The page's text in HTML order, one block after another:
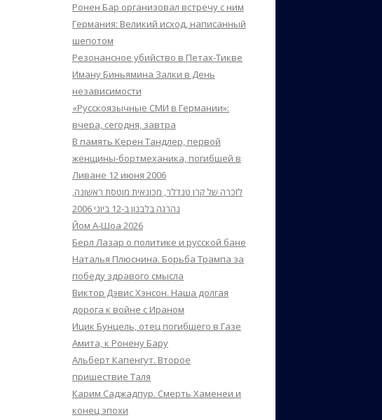
Ронен Бар организовал встречу с ним
Германия: Великий исход, написанный
шепотом
Резонансное убийство в Петах-Тикве
Иману Биньямина Залки в День
независимости
«Русскоязычные СМИ в Германии»:
вчера, сегодня, завтра
В память Керен Тандлер, первой
женщины-бортмеханика, погибшей в
Ливане 12 июня 2006
לזכרה של קרן טנדלר, מכונאית מוטסת ראשונה,
נהרגה בלבנון ב-12 ביוני 2006
Йом А-Шоа 2026
Берл Лазар о политике и русской бане
Наталья Плюснина. Борьба Трампа за
победу здравого смысла
Виктор Дэвис Хэнсон. Наша долгая
дорога к войне с Ираном
Ицик Бунцель, отец погибшего в Газе
Амита, к Ронену Бару
Альберт Капенгут. Второе
пришествие Таля
Карим Саджадпур. Смерть Хаменеи и
конец эпохи